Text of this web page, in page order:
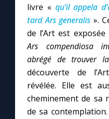
livre « qu’il appela
tard Ars generalis ».
de l’Art est
Ars compendiosa
abrégé de trouver
découverte de
révélée. Elle est
cheminement de sa
de sa